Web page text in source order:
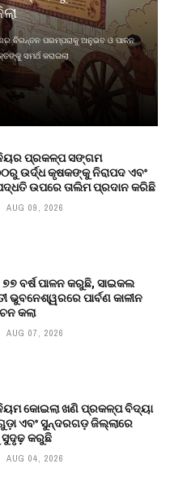
ଚିରନ୍ତନ ପରମ୍ପରାକୁ ଅନୁଭବ ଓ ପାଳନ
ସମର୍ଥ କରାଇଲା
ପ୍ରକଳ୍ପ ସଙ୍ଗମ
ଉର୍ଦ୍ଧ କୃଷକଙ୍କୁ ନିରାପଦ ଏବଂ
ପଦ୍ଧତି ଉପରେ ତାଲିମ ପ୍ରଦାନ କରିଛି
AUG 09, 2026
ବର୍ଷ ପାଳନ କରୁଛି, ସାଇକଲ
ପାର୍ବଣ କାଳୀନ
କଲା
AUG 07, 2026
କୋଇଲା ଖଣି ପ୍ରକଳ୍ପ ବିଦ୍ୟା
ଏବଂ ସୁନ୍ଦରଗଡ଼ ଜିଲ୍ଲାରେ
ସୁଦୃଢ଼ କରୁଛି
AUG 04, 2026